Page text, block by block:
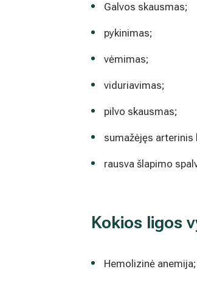
Galvos skausmas;
pykinimas;
vėmimas;
viduriavimas;
pilvo skausmas;
sumažėjęs arterinis
rausva šlapimo
Kokios ligos
Hemolizinė anemija;